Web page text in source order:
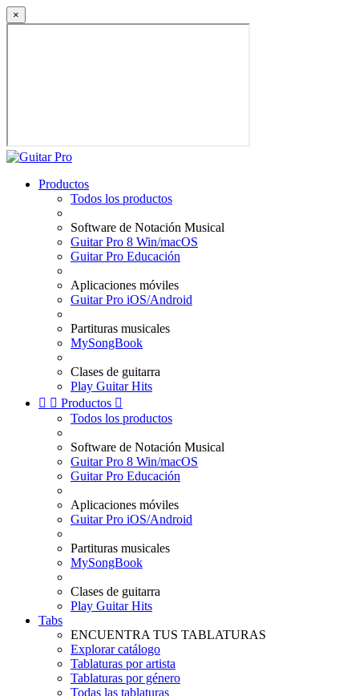
×
Productos
Todos los productos
Software de Notación Musical
Guitar Pro 8 Win/macOS
Guitar Pro Educación
Aplicaciones móviles
Guitar Pro iOS/Android
Partituras musicales
MySongBook
Clases de guitarra
Play Guitar Hits
  Productos 
Todos los productos
Software de Notación Musical
Guitar Pro 8 Win/macOS
Guitar Pro Educación
Aplicaciones móviles
Guitar Pro iOS/Android
Partituras musicales
MySongBook
Clases de guitarra
Play Guitar Hits
Tabs
ENCUENTRA TUS TABLATURAS
Explorar catálogo
Tablaturas por artista
Tablaturas por género
Todas las tablaturas